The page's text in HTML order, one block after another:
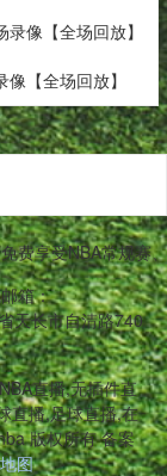
像【全场回放】
【全场回放】
享受NBA常规
箱：
天长市自清路740
直播,无插件直
直播,足球直播,在
版权所有 备案
图